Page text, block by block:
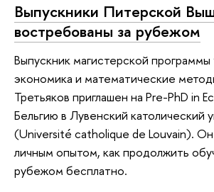
Выпускники Питерской
востребованы за рубежом
Выпускник магистерской программы
экономика и математические
Третьяков приглашен на Pre-PhD in
Бельгию в Лувенский католический
(Université catholique de Louvain).
личным опытом, как продолжить
рубежом бесплатно.